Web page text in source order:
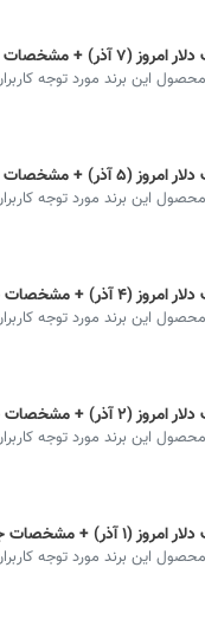
+ مشخصات جدید
این برند مورد توجه
+ مشخصات جدید
این برند مورد توجه
+ مشخصات جدید
این برند مورد توجه
+ مشخصات جدید
این برند مورد توجه
+ مشخصات جدید
این برند مورد توجه